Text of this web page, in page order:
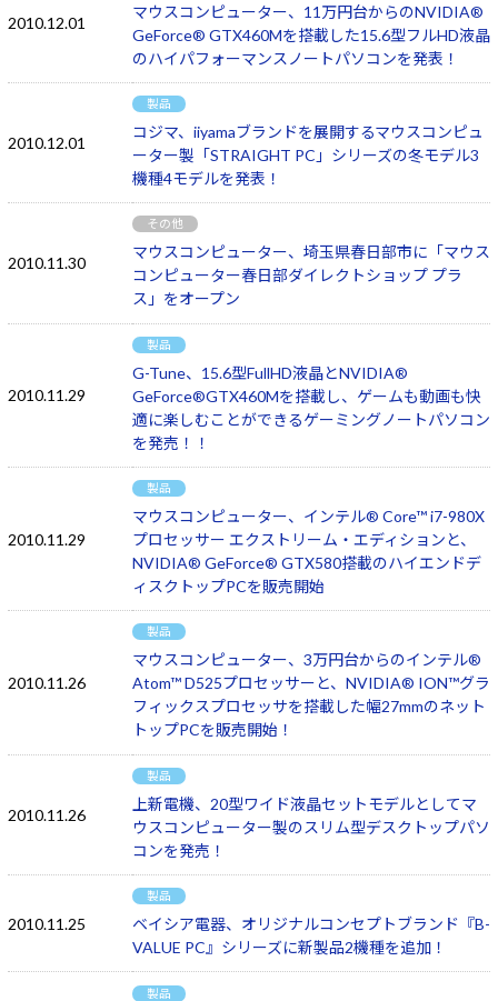
2010.12.01
マウスコンピューター、11万円台からのNVIDIA®
GeForce® GTX460Mを搭載した15.6型フルHD液晶
のハイパフォーマンスノートパソコンを発表！
2010.12.01
製品
コジマ、iiyamaブランドを展開するマウスコンピュ
ーター製「STRAIGHT PC」シリーズの冬モデル3
機種4モデルを発表！
2010.11.30
その他
マウスコンピューター、埼玉県春日部市に「マウス
コンピューター春日部ダイレクトショップ プラ
ス」をオープン
2010.11.29
製品
G-Tune、15.6型FullHD液晶とNVIDIA®
GeForce®GTX460Mを搭載し、ゲームも動画も快
適に楽しむことができるゲーミングノートパソコン
を発売！！
2010.11.29
製品
マウスコンピューター、インテル® Core™ i7-980X
プロセッサー エクストリーム・エディションと、
NVIDIA® GeForce® GTX580搭載のハイエンドデ
ィスクトップPCを販売開始
2010.11.26
製品
マウスコンピューター、3万円台からのインテル®
Atom™ D525プロセッサーと、NVIDIA® ION™グラ
フィックスプロセッサを搭載した幅27mmのネット
トップPCを販売開始！
2010.11.26
製品
上新電機、20型ワイド液晶セットモデルとしてマ
ウスコンピューター製のスリム型デスクトップパソ
コンを発売！
2010.11.25
製品
ベイシア電器、オリジナルコンセプトブランド『B-
VALUE PC』シリーズに新製品2機種を追加！
製品